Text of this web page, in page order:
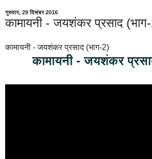
गुरुवार, 29 दिसंबर 2016
कामायनी - जयशंकर प्रसाद
कामायनी - जयशंकर प्रसाद (भाग-2)
कामायनी - जयशंकर